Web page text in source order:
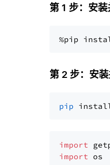
第 1 步：安
%pip
第 2 步：安
pip
import
import os